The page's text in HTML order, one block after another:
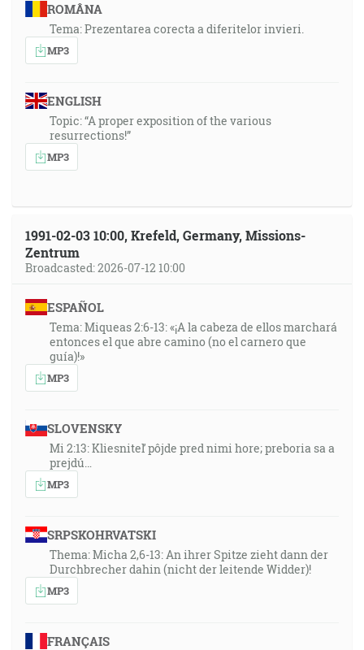
ROMÂNA
Tema: Prezentarea corecta a diferitelor invieri.
MP3
ENGLISH
Topic: “A proper exposition of the various
resurrections!”
MP3
1991-02-03 10:00, Krefeld, Germany, Missions-
Zentrum
Broadcasted: 2026-07-12 10:00
ESPAÑOL
Tema: Miqueas 2:6-13: «¡A la cabeza de ellos marchará
entonces el que abre camino (no el carnero que
guía)!»
MP3
SLOVENSKY
Mi 2:13: Kliesniteľ pôjde pred nimi hore; preboria sa a
prejdú…
MP3
SRPSKOHRVATSKI
Thema: Micha 2,6-13: An ihrer Spitze zieht dann der
Durchbrecher dahin (nicht der leitende Widder)!
MP3
FRANÇAIS